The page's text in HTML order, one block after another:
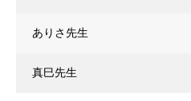
ありさ先生
真巳先生